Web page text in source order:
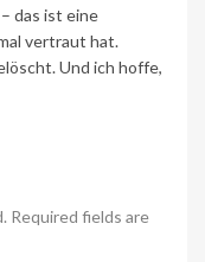
das ist eine
vertraut hat.
Und ich hoffe,
Required fields are